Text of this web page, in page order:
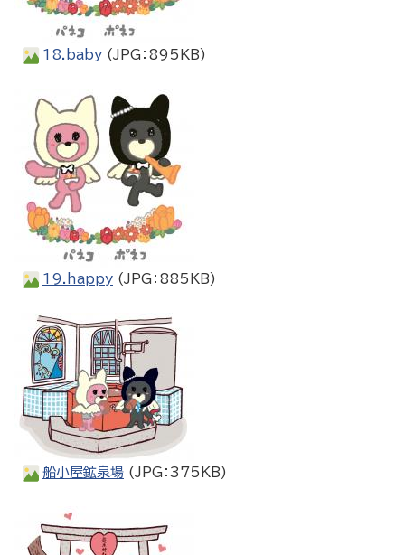
18.baby (JPG：895KB)
19.happy (JPG：885KB)
船小屋鉱泉場 (JPG：375KB)